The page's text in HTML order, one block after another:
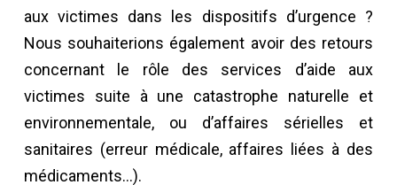
aux victimes dans les dispositifs d’urgence ?
Nous souhaiterions également avoir des retours
concernant le rôle des services d’aide aux
victimes suite à une catastrophe naturelle et
environnementale, ou d’affaires sérielles et
sanitaires (erreur médicale, affaires liées à des
médicaments…).